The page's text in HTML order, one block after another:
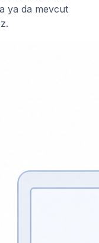
ya da mevcut